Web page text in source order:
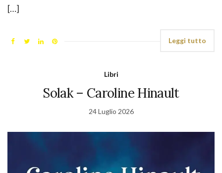
[…]
Leggi tutto
Libri
Solak – Caroline Hinault
24 Luglio 2026